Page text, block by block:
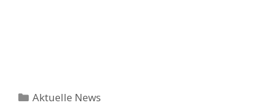
Kategorien
Aktuelle News